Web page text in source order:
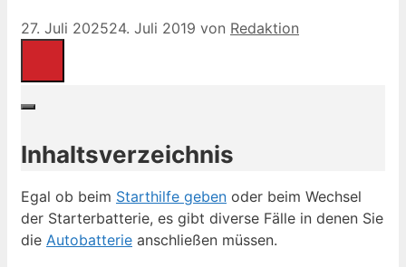
27. Juli 202524. Juli 2019 von Redaktion
Inhaltsverzeichnis
Egal ob beim Starthilfe geben oder beim Wechsel
der Starterbatterie, es gibt diverse Fälle in denen Sie
die Autobatterie anschließen müssen.